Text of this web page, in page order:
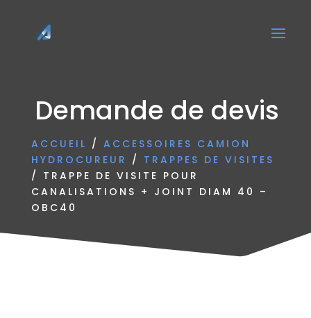
Demande de devis
ACCUEIL / ACCESSOIRES CAMION
HYDROCUREUR / TRAPPES DE VISITES
/ TRAPPE DE VISITE POUR
CANALISATIONS + JOINT DIAM 40 –
OBC40